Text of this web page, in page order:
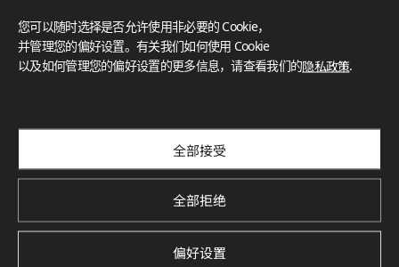
Subscribe
Deco Film 家具膜 全新花色
您可以随时选择是否允许使用非必要的 Cookie，
并管理您的偏好设置。有关我们如何使用 Cookie
以及如何管理您的偏好设置的更多信息，请查看我们的隐私政策.
全部接受
全部拒绝
偏好设置